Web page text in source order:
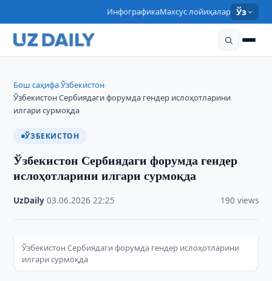
ИнфографикаМахсус лойиҳалар Ўз
Бош саҳифа›Ўзбекистон›
Ўзбекистон Сербиядаги форумда гендер ислоҳотларини
илгари сурмоқда
ЎЗБЕКИСТОН
Ўзбекистон Сербиядаги форумда гендер
ислоҳотларини илгари сурмоқда
UzDaily ·03.06.2026 ·22:25 190 views
Ўзбекистон Сербиядаги форумда гендер ислоҳотларини
илгари сурмоқда